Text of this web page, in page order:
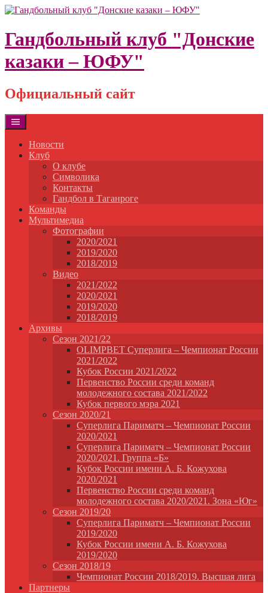
Skip
content
Гандбольный клуб "Донские
казаки – ЮФУ"
Официальный сайт
Новости
Клуб
О клубе
Символика
Контакты
Гандбол в Таганроге
Команды
Мультимедиа
Фотографии
2020/2021
2019/2020
2018/2019
Видео
2021/2022
2020/2021
2019/2020
2018/2019
Архивы
Сезон 2021/22
OLIMPBET Суперлига – Чемпионат России
2021/2022
Кубок России 2021/2022
Первенство России среди команд
молодежного состава 2021/2022
Кубок первого мэра 2021
Сезон 2020/21
Суперлига Париматч – Чемпионат России
2020/2021
Суперлига Париматч – Чемпионат России
2020/2021. Группа «Б»
Кубок России имени А. Б. Кожухова
2020/2021
Первенство России среди команд
молодежного состава 2020/2021. Зона «Юг»
Сезон 2019/20
Суперлига Париматч – Чемпионат России
2019/2020
Кубок России имени А. Б. Кожухова
2019/2020
Сезон 2018/19
Чемпионат России 2018/2019. Высшая лига
Партнеры